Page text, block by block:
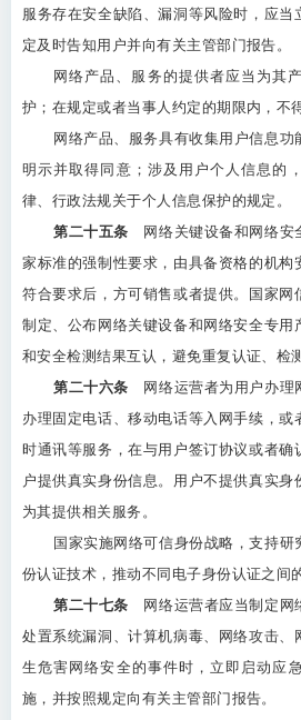
服务存在安全缺陷、漏洞等风险时，应
定及时告知用户并向有关主管部门报告。
网络产品、服务的提供者应当为其
护；在规定或者当事人约定的期限内，不
网络产品、服务具有收集用户信息
明示并取得同意；涉及用户个人信息的
律、行政法规关于个人信息保护的规定。
第二十五条 网络关键设备和网络安
家标准的强制性要求，由具备资格的机构
符合要求后，方可销售或者提供。国家网
制定、公布网络关键设备和网络安全专用
和安全检测结果互认，避免重复认证、检
第二十六条 网络运营者为用户办理
办理固定电话、移动电话等入网手续，或
时通讯等服务，在与用户签订协议或者确
户提供真实身份信息。用户不提供真实
为其提供相关服务。
国家实施网络可信身份战略，支持
份认证技术，推动不同电子身份认证之间
第二十七条 网络运营者应当制定网
处置系统漏洞、计算机病毒、网络攻击、
生危害网络安全的事件时，立即启动应
施，并按照规定向有关主管部门报告。